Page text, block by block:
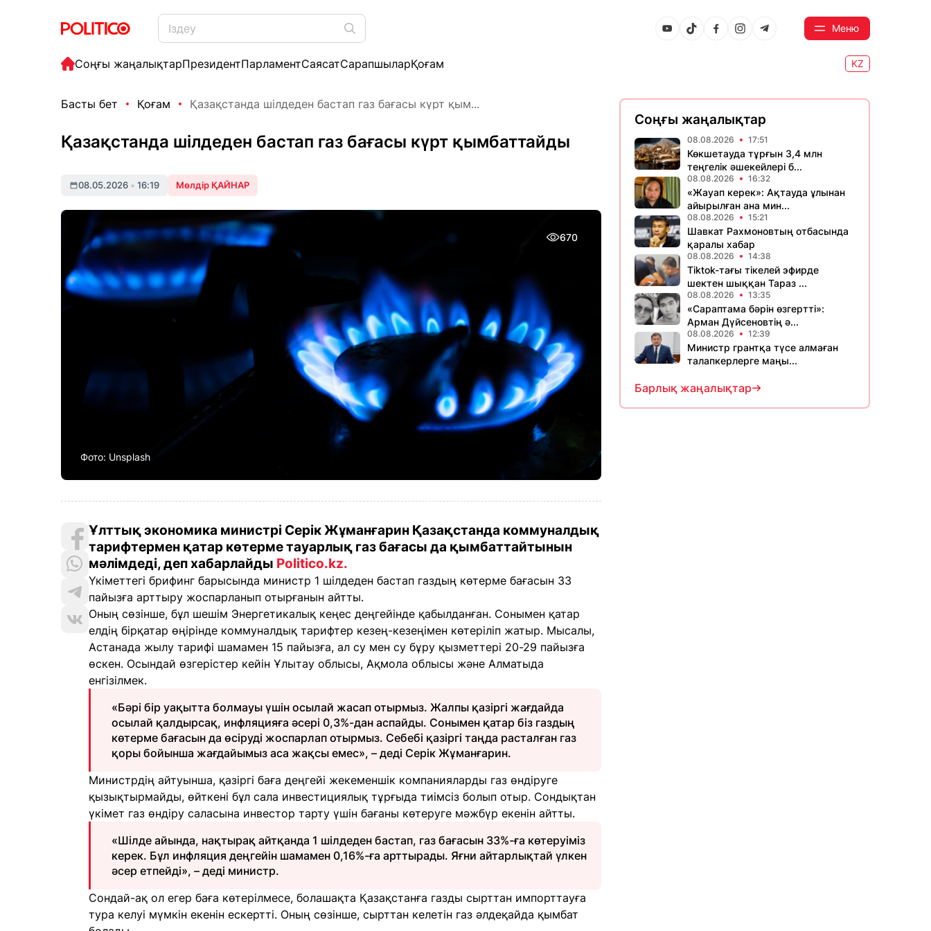
Меню
Соңғы жаңалықтарПрезидентПарламентСаясатСарапшыларҚоғам KZ
Басты бет Қоғам Қазақстанда шілдеден бастап газ бағасы күрт қым...
Қазақстанда шілдеден бастап газ бағасы күрт қымбаттайды
08.05.2026 • 16:19 Мөлдір ҚАЙНАР
670
Фото: Unsplash
Ұлттық экономика министрі Серік Жұманғарин Қазақстанда коммуналдық
тарифтермен қатар көтерме тауарлық газ бағасы да қымбаттайтынын
мәлімдеді, деп хабарлайды Politico.kz.
Үкіметтегі брифинг барысында министр 1 шілдеден бастап газдың көтерме бағасын 33
пайызға арттыру жоспарланып отырғанын айтты.
Оның сөзінше, бұл шешім Энергетикалық кеңес деңгейінде қабылданған. Сонымен қатар
елдің бірқатар өңірінде коммуналдық тарифтер кезең-кезеңімен көтеріліп жатыр. Мысалы,
Астанада жылу тарифі шамамен 15 пайызға, ал су мен су бұру қызметтері 20-29 пайызға
өскен. Осындай өзгерістер кейін Ұлытау облысы, Ақмола облысы және Алматыда
енгізілмек.
«Бәрі бір уақытта болмауы үшін осылай жасап отырмыз. Жалпы қазіргі жағдайда
осылай қалдырсақ, инфляцияға әсері 0,3%-дан аспайды. Сонымен қатар біз газдың
көтерме бағасын да өсіруді жоспарлап отырмыз. Себебі қазіргі таңда расталған газ
қоры бойынша жағдайымыз аса жақсы емес», – деді Серік Жұманғарин.
Министрдің айтуынша, қазіргі баға деңгейі жекеменшік компанияларды газ өндіруге
қызықтырмайды, өйткені бұл сала инвестициялық тұрғыда тиімсіз болып отыр. Сондықтан
үкімет газ өндіру саласына инвестор тарту үшін бағаны көтеруге мәжбүр екенін айтты.
«Шілде айында, нақтырақ айтқанда 1 шілдеден бастап, газ бағасын 33%-ға көтеруіміз
керек. Бұл инфляция деңгейін шамамен 0,16%-ға арттырады. Яғни айтарлықтай үлкен
әсер етпейді», – деді министр.
Сондай-ақ ол егер баға көтерілмесе, болашақта Қазақстанға газды сырттан импорттауға
тура келуі мүмкін екенін ескертті. Оның сөзінше, сырттан келетін газ әлдеқайда қымбат
Соңғы жаңалықтар
08.08.2026 17:51
Көкшетауда тұрғын 3,4 млн
теңгелік әшекейлері б...
08.08.2026 16:32
«Жауап керек»: Ақтауда ұлынан
айырылған ана мин...
08.08.2026 15:21
Шавкат Рахмоновтың отбасында
қаралы хабар
08.08.2026 14:38
Tiktok-тағы тікелей эфирде
шектен шыққан Тараз ...
08.08.2026 13:35
«Сараптама бәрін өзгертті»:
Арман Дүйсеновтің ә...
08.08.2026 12:39
Министр грантқа түсе алмаған
талапкерлерге маңы...
Барлық жаңалықтар